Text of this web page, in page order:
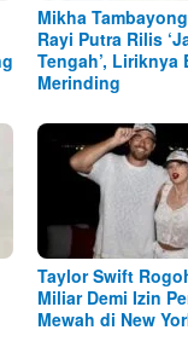
Mikha
Rayi Putra Rilis
Tengah’, Liriknya
Merinding
Taylor Swift
Miliar Demi Izin
Mewah di New